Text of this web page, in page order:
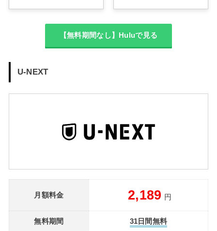
【無料期間なし】Huluで見る
U-NEXT
月額料金 2,189 円
無料期間 31日間無料